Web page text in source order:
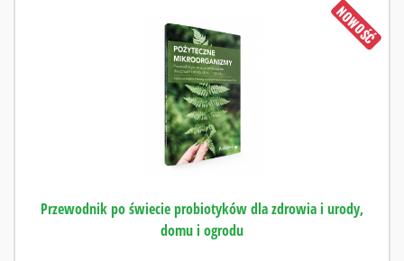
NOWOŚĆ
Przewodnik po świecie probiotyków dla zdrowia i urody,
domu i ogrodu